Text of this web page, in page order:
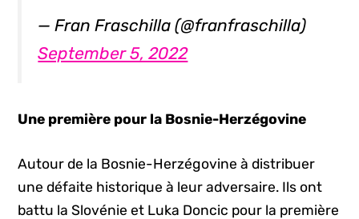
— Fran Fraschilla (@franfraschilla)
September 5, 2022
Une première pour la Bosnie-Herzégovine
Autour de la Bosnie-Herzégovine à distribuer
une défaite historique à leur adversaire. Ils ont
battu la Slovénie et Luka Doncic pour la première